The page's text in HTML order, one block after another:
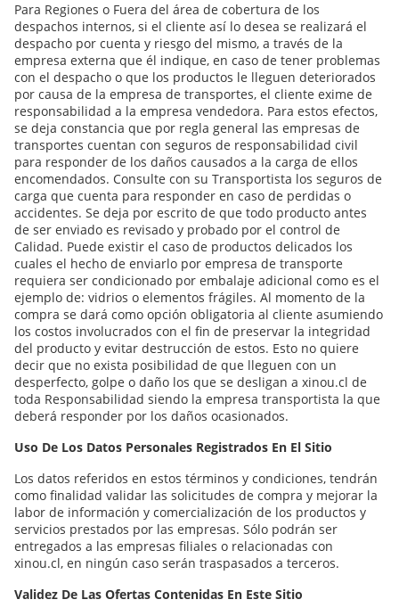
Para Regiones o Fuera del área de cobertura de los
despachos internos, si el cliente así lo desea se realizará el
despacho por cuenta y riesgo del mismo, a través de la
empresa externa que él indique, en caso de tener problemas
con el despacho o que los productos le lleguen deteriorados
por causa de la empresa de transportes, el cliente exime de
responsabilidad a la empresa vendedora. Para estos efectos,
se deja constancia que por regla general las empresas de
transportes cuentan con seguros de responsabilidad civil
para responder de los daños causados a la carga de ellos
encomendados. Consulte con su Transportista los seguros de
carga que cuenta para responder en caso de perdidas o
accidentes. Se deja por escrito de que todo producto antes
de ser enviado es revisado y probado por el control de
Calidad. Puede existir el caso de productos delicados los
cuales el hecho de enviarlo por empresa de transporte
requiera ser condicionado por embalaje adicional como es el
ejemplo de: vidrios o elementos frágiles. Al momento de la
compra se dará como opción obligatoria al cliente asumiendo
los costos involucrados con el fin de preservar la integridad
del producto y evitar destrucción de estos. Esto no quiere
decir que no exista posibilidad de que lleguen con un
desperfecto, golpe o daño los que se desligan a xinou.cl de
toda Responsabilidad siendo la empresa transportista la que
deberá responder por los daños ocasionados.
Uso De Los Datos Personales Registrados En El Sitio
Los datos referidos en estos términos y condiciones, tendrán
como finalidad validar las solicitudes de compra y mejorar la
labor de información y comercialización de los productos y
servicios prestados por las empresas. Sólo podrán ser
entregados a las empresas filiales o relacionadas con
xinou.cl, en ningún caso serán traspasados a terceros.
Validez De Las Ofertas Contenidas En Este Sitio